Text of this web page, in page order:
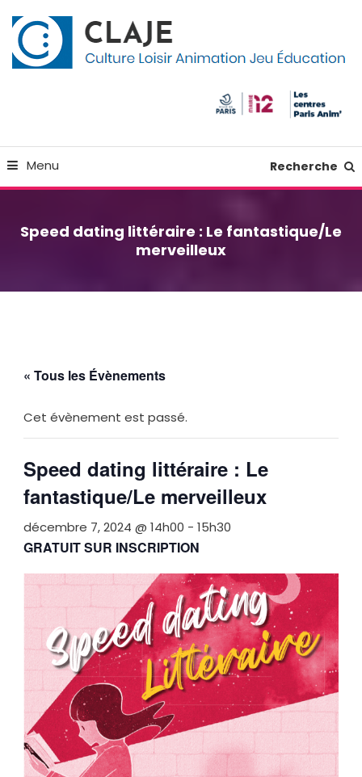
To
Content
Menu Recherche
Speed dating littéraire : Le fantastique/Le
merveilleux
« Tous les Évènements
Cet évènement est passé.
Speed dating littéraire : Le
fantastique/Le merveilleux
décembre 7, 2024 @ 14h00 - 15h30
GRATUIT SUR INSCRIPTION